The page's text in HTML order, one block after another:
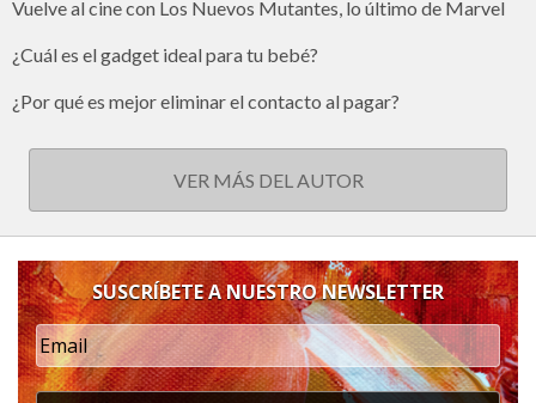
Vuelve al cine con Los Nuevos Mutantes, lo último de Marvel
¿Cuál es el gadget ideal para tu bebé?
¿Por qué es mejor eliminar el contacto al pagar?
VER MÁS DEL AUTOR
SUSCRÍBETE A NUESTRO NEWSLETTER